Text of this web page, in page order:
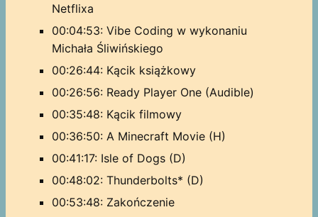
Netflixa
00:04:53: Vibe Coding w wykonaniu
Michała Śliwińskiego
00:26:44: Kącik książkowy
00:26:56: Ready Player One (Audible)
00:35:48: Kącik filmowy
00:36:50: A Minecraft Movie (H)
00:41:17: Isle of Dogs (D)
00:48:02: Thunderbolts* (D)
00:53:48: Zakończenie